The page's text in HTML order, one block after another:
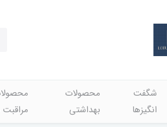
شگفت
انگيزها
محصولات
بهداشتي